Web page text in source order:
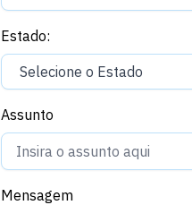
Estado:
Assunto
Mensagem